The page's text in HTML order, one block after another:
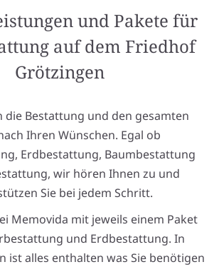
und Pakete für
auf dem Friedhof
Grötzingen
die Bestattung und den gesamten
Ihren Wünschen. Egal ob
Erdbestattung, Baumbestattung
wir hören Ihnen zu und
Sie bei jedem Schritt.
Memovida mit jeweils einem Paket
und Erdbestattung. In
ist alles enthalten was Sie benötigen